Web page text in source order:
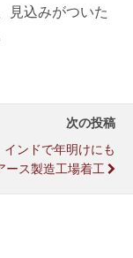
見込みがついた
次の投稿
インドで年明けにも
ース製造工場着工